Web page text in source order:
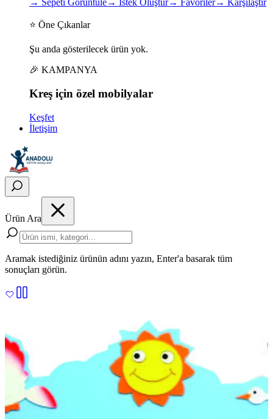
→ Sepeti Görüntüle→ İstek Oluştur→ Favoriler→ Karşılaştır
⭐ Öne Çıkanlar
Şu anda gösterilecek ürün yok.
🎉 KAMPANYA
Kreş için özel mobilyalar
Keşfet
İletişim
Ürün Ara
Aramak istediğiniz ürünün adını yazın, Enter'a basarak tüm
sonuçları görün.